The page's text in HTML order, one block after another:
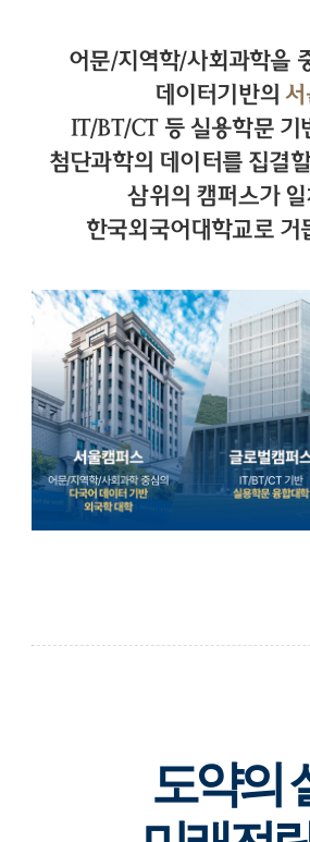
어문/지역학/사회과학을
데이터기반의
IT/BT/CT 등 실용학문 기
첨단과학의 데이터를 집결
삼위의 캠퍼스가
한국외국어대학교로 거
도약의